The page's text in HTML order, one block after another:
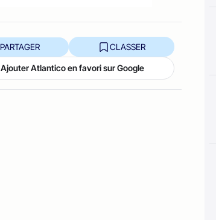
PARTAGER CLASSER
Ajouter Atlantico en favori sur Google